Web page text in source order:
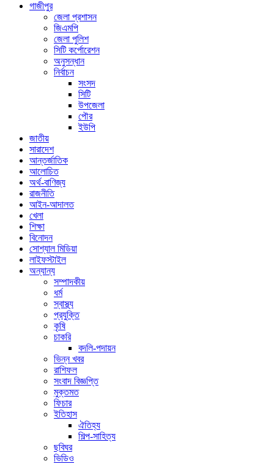
গাজীপুর
জেলা প্রশাসন
জিএমপি
জেলা পুলিশ
সিটি কর্পোরেশন
অনুসন্ধান
নির্বাচন
সংসদ
সিটি
উপজেলা
পৌর
ইউপি
জাতীয়
সারাদেশ
আন্তর্জাতিক
আলোচিত
অর্থ-বাণিজ্য
রাজনীতি
আইন-আদালত
খেলা
শিক্ষা
বিনোদন
সোশ্যাল মিডিয়া
লাইফস্টাইল
অন্যান্য
সম্পাদকীয়
ধর্ম
স্বাস্থ্য
প্রযুক্তি
কৃষি
চাকরি
বদলি-পদায়ন
ভিন্ন খবর
রাশিফল
সংবাদ বিজ্ঞপ্তি
মুক্তমত
ফিচার
ইতিহাস
ঐতিহ্য
শিল্প-সাহিত্য
ছবিঘর
ভিডিও